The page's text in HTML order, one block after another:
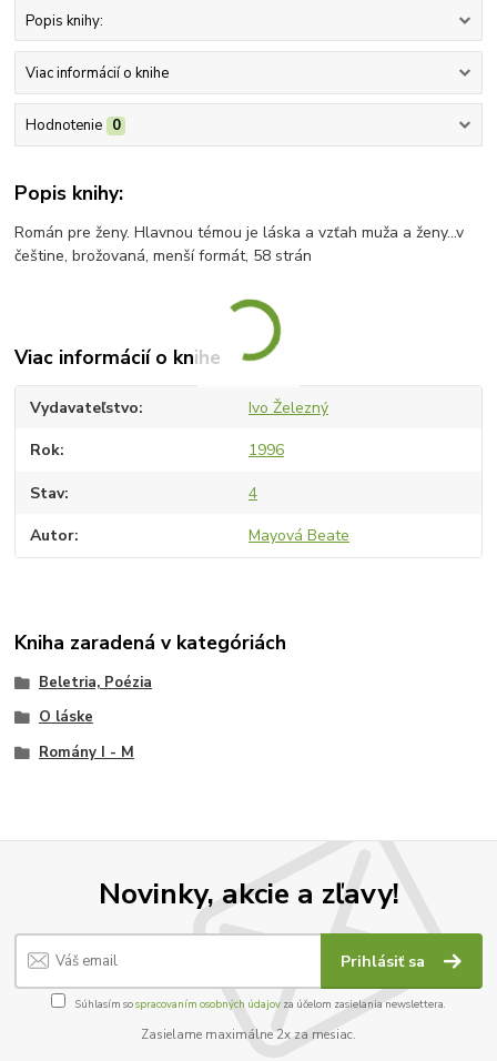
Popis knihy:
Viac informácií o knihe
Hodnotenie 0
Popis knihy:
Román pre ženy. Hlavnou témou je láska a vzťah muža a ženy...v
češtine, brožovaná, menší formát, 58 strán
Viac informácií o knihe
Vydavateľstvo Ivo Železný
Rok 1996
Stav 4
Autor Mayová Beate
Kniha zaradená v kategóriách
Beletria, Poézia
O láske
Romány I - M
Novinky, akcie a zľavy!
Prihlásiť sa
Súhlasím sospracovaním osobných údajov za účelom zasielania newslettera.
Zasielame maximálne 2x za mesiac.